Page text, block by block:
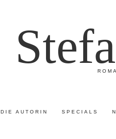
DIE AUTORIN SPECIALS